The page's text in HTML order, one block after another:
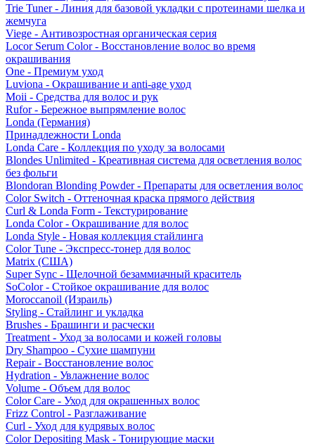
Trie Tuner - Линия для базовой укладки с протеинами шелка и
жемчуга
Viege - Антивозростная органическая серия
Locor Serum Color - Восстановление волос во время
окрашивания
One - Премиум уход
Luviona - Окрашивание и anti-age уход
Moii - Средства для волос и рук
Rufor - Бережное выпрямление волос
Londa (Германия)
Принадлежности Londa
Londa Care - Коллекция по уходу за волосами
Blondes Unlimited - Креативная система для осветления волос
без фольги
Blondoran Blonding Powder - Препараты для осветления волос
Color Switch - Оттеночная краска прямого действия
Curl & Londa Form - Текстурирование
Londa Color - Окрашивание для волос
Londa Style - Новая коллекция стайлинга
Color Tune - Экспресс-тонер для волос
Matrix (США)
Super Sync - Щелочной безаммиачный краситель
SoColor - Стойкое окрашивание для волос
Moroccanoil (Израиль)
Styling - Стайлинг и укладка
Brushes - Брашинги и расчески
Treatment - Уход за волосами и кожей головы
Dry Shampoo - Сухие шампуни
Repair - Восстановление волос
Hydration - Увлажнение волос
Volume - Объем для волос
Color Care - Уход для окрашенных волос
Frizz Control - Разглаживание
Curl - Уход для кудрявых волос
Color Depositing Mask - Тонирующие маски